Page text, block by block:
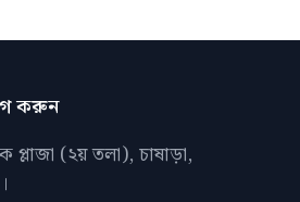
করুন
(২য় তলা), চাষাড়া,